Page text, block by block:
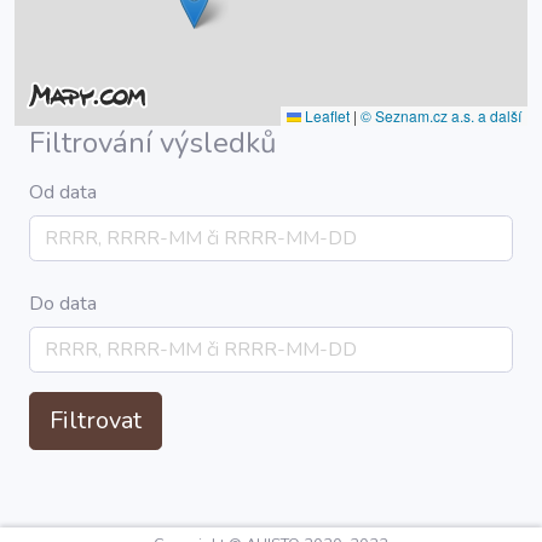
Leaflet | © Seznam.cz a.s. a další
Filtrování výsledků
Od data
Do data
Filtrovat